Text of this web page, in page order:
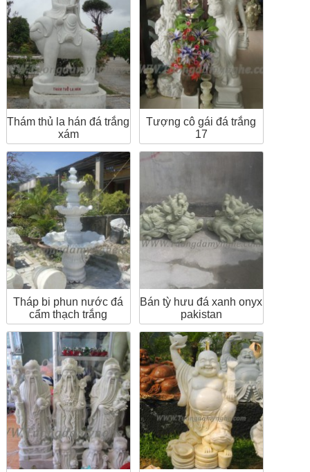
Thám thủ la hán đá trắng
xám
Tượng cô gái đá trắng
17
Tháp bi phun nước đá
cẩm thạch trắng
Bán tỳ hưu đá xanh onyx
pakistan